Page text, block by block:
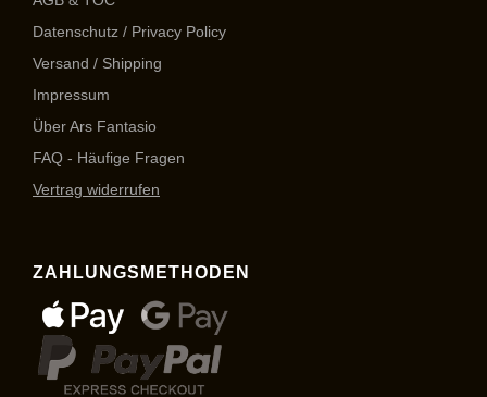
Datenschutz / Privacy Policy
Versand / Shipping
Impressum
Über Ars Fantasio
FAQ - Häufige Fragen
Vertrag widerrufen
ZAHLUNGSMETHODEN